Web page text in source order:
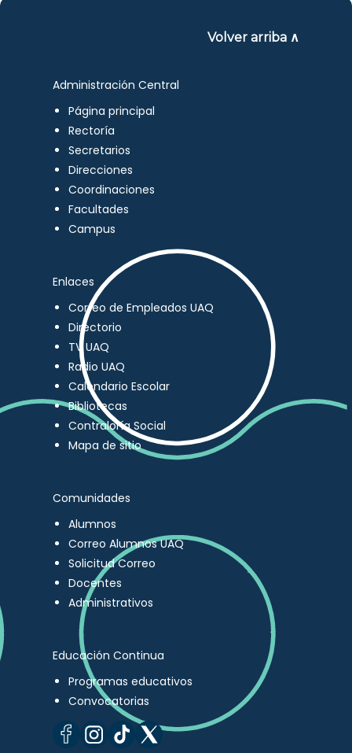
Volver arriba ∧
Administración Central
Página principal
Rectoría
Secretarios
Direcciones
Coordinaciones
Facultades
Campus
Enlaces
Correo de Empleados UAQ
Directorio
TV UAQ
Radio UAQ
Calendario Escolar
Bibliotecas
Contraloría Social
Mapa de sitio
Comunidades
Alumnos
Correo Alumnos UAQ
Solicitud Correo
Docentes
Administrativos
Educación Continua
Programas educativos
Convocatorias